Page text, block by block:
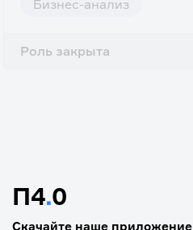
Бизнес-анализ
Роль закрыта
П4.0
Скачайте наше приложение